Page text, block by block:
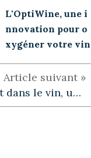
L'OptiWine, une i
nnovation pour o
xygéner votre vin
Alcool croissant dans le vin, une solution : La désalcoolisation